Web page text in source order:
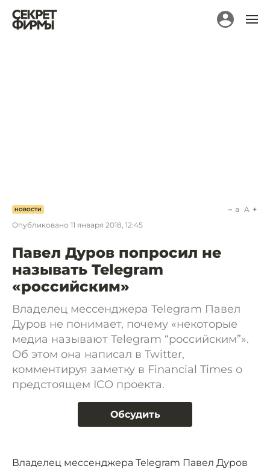
НОВОСТИ
Опубликовано 11 января 2018, 12:45
a A
Павел Дуров попросил не
называть Telegram
«российским»
Владелец мессенджера Telegram Павел
Дуров не понимает, почему «некоторые
медиа называют Telegram “российским”».
Об этом она написал в Twitter,
комментируя заметку в Financial Times о
предстоящем ICO проекта.
Обсудить
Владелец мессенджера Telegram Павел Дуров